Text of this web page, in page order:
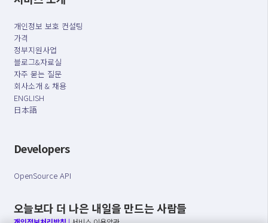
개인정보 보호 컨설팅
가격
정부지원사업
블로그&자료실
자주 묻는 질문
회사소개 & 채용
ENGLISH
日本語
Developers
OpenSource API
오늘보다 더 나은 내일을 만드는 사람들